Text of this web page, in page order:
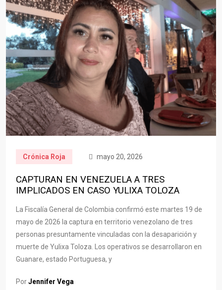
Crónica Roja mayo 20, 2026
CAPTURAN EN VENEZUELA A TRES
IMPLICADOS EN CASO YULIXA TOLOZA
La Fiscalía General de Colombia confirmó este martes 19 de
mayo de 2026 la captura en territorio venezolano de tres
personas presuntamente vinculadas con la desaparición y
muerte de Yulixa Toloza. Los operativos se desarrollaron en
Guanare, estado Portuguesa, y
PorJennifer Vega